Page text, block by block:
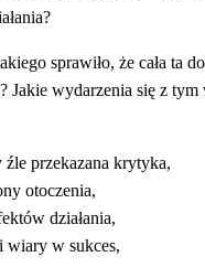
sprawiło, że cała ta
Jakie wydarzenia się z
przekazana krytyka,
otoczenia,
działania,
wiary w sukces,